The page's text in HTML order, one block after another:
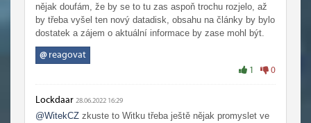
nějak doufám, že by se to tu zas aspoň trochu rozjelo, až
by třeba vyšel ten nový datadisk, obsahu na články by bylo
dostatek a zájem o aktuální informace by zase mohl být.
@reagovat
1 0
Lockdaar 28.06.2022 16:29
@WitekCZ zkuste to Witku třeba ještě nějak promyslet ve